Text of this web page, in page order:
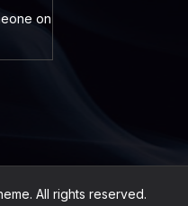
on
All rights reserved.